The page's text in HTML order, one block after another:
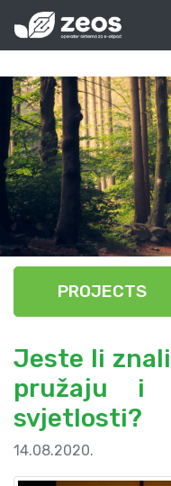
PROJECTS
Jeste li
pružaju i
svjetlosti?
14.08.2020.